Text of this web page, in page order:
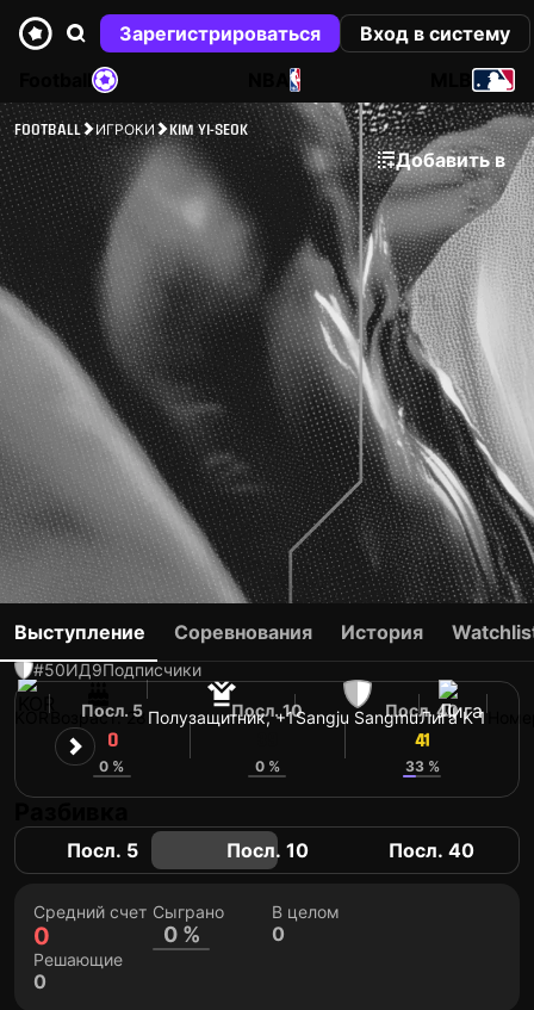
Зарегистрироваться
Вход в систему
NBA
FOOTBALL ИГРОКИ KIM YI-SEOK
Добавить в
KIM YI-SEOK
#50ИД9Подписчики
Возраст: 28 Полузащитник, +1Sangju SangmuЛига K 1
Выступление Соревнования История
Посл. 5
0
0 %
Посл. 10
0 %
Посл. 40
41
33 %
Посл. 5 Посл. 10 Посл. 40
Средний счет
0
Сыграно
0 %
В целом
0
Решающие
0